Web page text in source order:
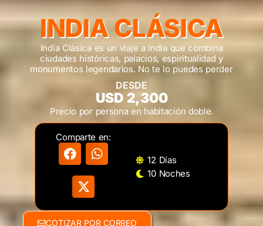
INDIA CLÁSICA
India Clásica es un viaje a India que combina
ciudades históricas, palacios, espiritualidad y
monumentos legendarios. No te lo puedes perder
DESDE
USD 2,300
Precio por persona en habitación doble.
Comparte en:
12 Días
10 Noches
COTIZAR POR CORREO